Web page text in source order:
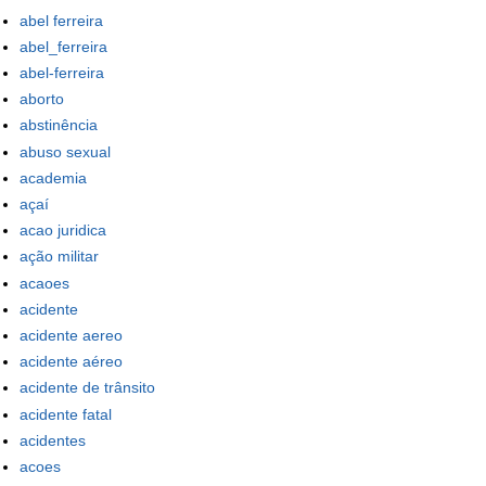
abel ferreira
abel_ferreira
abel-ferreira
aborto
abstinência
abuso sexual
academia
açaí
acao juridica
ação militar
acaoes
acidente
acidente aereo
acidente aéreo
acidente de trânsito
acidente fatal
acidentes
acoes